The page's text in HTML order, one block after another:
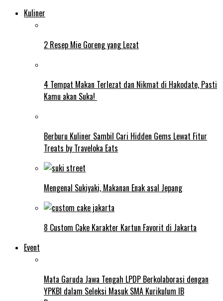
Kuliner
2 Resep Mie Goreng yang Lezat
4 Tempat Makan Terlezat dan Nikmat di Hakodate, Pasti
Kamu akan Suka!
Berburu Kuliner Sambil Cari Hidden Gems Lewat Fitur
Treats by Traveloka Eats
Mengenal Sukiyaki, Makanan Enak asal Jepang
8 Custom Cake Karakter Kartun Favorit di Jakarta
Event
Mata Garuda Jawa Tengah LPDP Berkolaborasi dengan
YPKBI dalam Seleksi Masuk SMA Kurikulum IB